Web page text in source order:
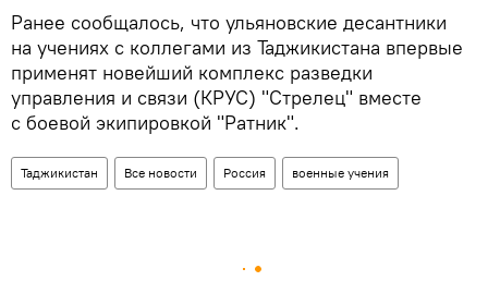
Ранее сообщалось, что ульяновские десантники
на учениях с коллегами из Таджикистана впервые
применят новейший комплекс разведки
управления и связи (КРУС) "Стрелец" вместе
с боевой экипировкой "Ратник".
Таджикистан Все новости Россия военные учения